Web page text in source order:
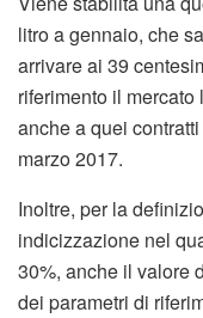
litro a gennaio, che
arrivare ai 39
riferimento il mercato
anche a quei
marzo 2017.
Inoltre, per la
indicizzazione nel
30%, anche il valore
dei parametri di